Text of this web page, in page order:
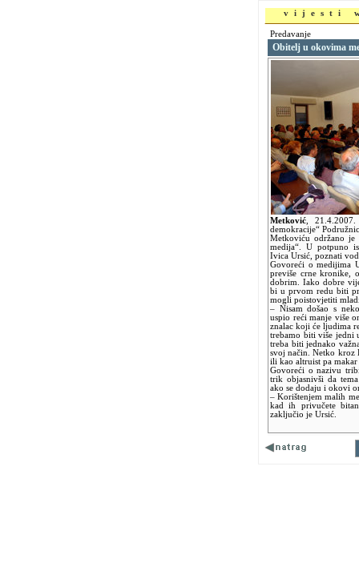
vijesti
Predavanje
Obitelj u okovima
Metković
demokracije“
Metkoviću održano je
medija“. U potpuno
Ivica Ursić, poznati
Govoreći o medijima
previše crne kronike,
dobrim. Iako dobre
bi u prvom redu biti
mogli poistovjetiti
– Nisam došao s
uspio reći manje više
znalac koji će ljudima
trebamo biti više jedni
treba biti jednako
svoj način. Netko kroz
ili kao altruist pa
Govoreći o nazivu
trik objasnivši da
ako se dodaju i okovi
– Korištenjem malih
kad ih privučete
zaključio je Ursić.